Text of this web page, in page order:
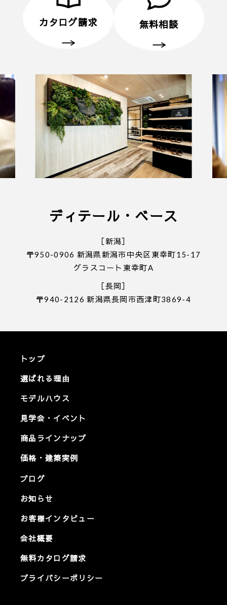
カタログ請求 無料相談
ディテール・ベース
［新潟］
〒950-0906 新潟県新潟市中央区東幸町15-17
グラスコート東幸町A
［長岡］
〒940-2126 新潟県長岡市西津町3869-4
トップ
選ばれる理由
モデルハウス
見学会・イベント
商品ラインナップ
価格・建築実例
ブログ
お知らせ
お客様インタビュー
会社概要
無料カタログ請求
プライバシーポリシー